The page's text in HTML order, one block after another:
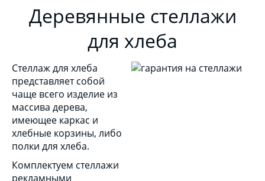
Деревянные стеллажи
для хлеба
Стеллаж для хлеба
представляет собой
чаще всего изделие из
массива дерева,
имеющее каркас и
хлебные корзины, либо
полки для хлеба.
Комплектуем стеллажи
рекламными